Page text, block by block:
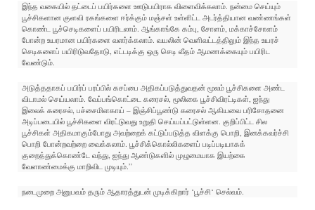
இந்த வகையில் தட்டைப் பயிர்களை ஊடுபயிராக விளைவிக்கலாம். நன்மை செய்யும்
பூச்சிகளான குளவி ரகங்களை ஈர்க்கும் மஞ்சள் உள்ளிட்ட அடர்த்தியான வண்ணங்கள்
கொண்ட பூச்செடிகளைப் பயிரிடலாம். ஆங்காங்கே கம்பு, சோளம், மக்காச்சோளம்
போன்ற உயரமான பயிர்களை வளர்க்கலாம். வயலின் வெளிவட்டத்திலும் இந்த உயரச்
செடிகளைப் பயிரிடுவதோடு, எட்டடிக்கு ஒரு செடி வீதம் ஆமணக்கையும் பயிரிட
வேண்டும்.
அடுத்ததாகப் பயிர்ப் பரப்பில் கசப்பை அதிகப்படுத்துவதன் மூலம் பூச்சிகளை அண்ட
விடாமல் செய்யலாம். வேப்பங்கொட்டை கரைசல், மூலிகை பூச்சிவிரட்டிகள், ஐந்து
இலைக் கரைசல், பச்சைமிளகாய் – இஞ்சிப்பூண்டு கரைசல் ஆகியவை பரிசோதனை
அடிப்படையில் பூச்சிகளை விரட்டுவது உறுதி செய்யப்பட்டுள்ளன. குறிப்பிட்ட சில
பூச்சிகள் அதிகமாகும்போது அவற்றைக் கட்டுப்படுத்த விளக்கு பொறி, இனக்கவர்ச்சி
பொறி போன்றவற்றை வைக்கலாம். பூச்சிக்கொல்லிகளைப் படிப்படியாகக்
குறைத்துக்கொண்டே வந்து, ஐந்து ஆண்டுகளில் முழுமையாக இயற்கை
வேளாண்மைக்கு மாறிவிட முடியும்.”
நடைமுறை அனுபவம் தரும் ஆதாரத்துடன் முடிக்கிறார் ‘பூச்சி‘ செல்வம்.